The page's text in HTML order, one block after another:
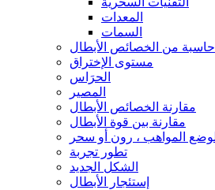
المعدات
السمات
حاسبة من الخصائص الأبطال
مستوى الإختراق
الحرَاس
المصير
مقارنة الخصائص الأبطال
مقارنة بين قوة الأبطال
تطور تجربة
الشكل الجديد
إستئجار الأبطال